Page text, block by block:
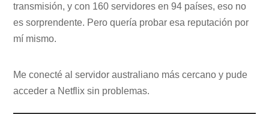
transmisión, y con 160 servidores en 94 países, eso no
es sorprendente. Pero quería probar esa reputación por
mí mismo.
Me conecté al servidor australiano más cercano y pude
acceder a Netflix sin problemas.